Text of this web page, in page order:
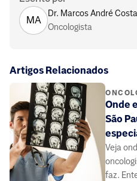
MA
Dr. Marcos André Costa
Oncologista
Artigos Relacionados
Onde
São
Veja
faz.